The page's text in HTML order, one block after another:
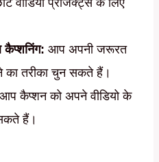
वीडियो प्रोजेक्ट्स के लिए
आप अपनी जरूरत
तरीका चुन सकते हैं।
आप कैप्शन को अपने वीडियो के
हैं।